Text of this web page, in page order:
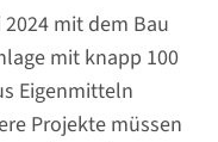
mit dem Bau
mit knapp 100
Eigenmitteln
Projekte müssen